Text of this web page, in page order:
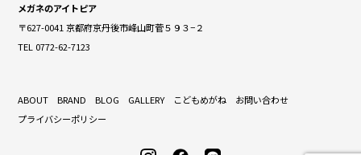
メガネのアイトピア
〒627-0041 京都府京丹後市峰山町菅５９３−２
TEL 0772-62-7123
ABOUT BRAND BLOG GALLERY こどもめがね
お問い合わせ
プライバシーポリシー